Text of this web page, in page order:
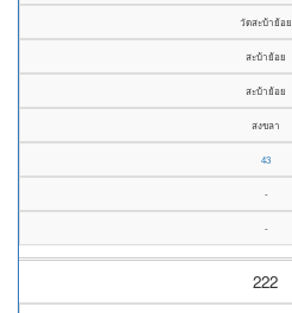
วัดสะบ้าย้อย
สะบ้าย้อย
สะบ้าย้อย
สงขลา
43
-
-
222